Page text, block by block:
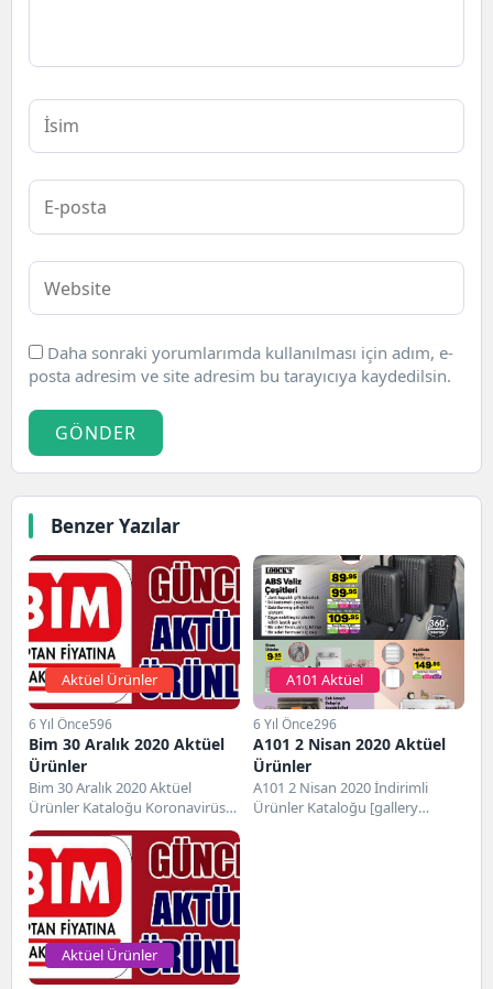
Daha sonraki yorumlarımda kullanılması için adım, e-
posta adresim ve site adresim bu tarayıcıya kaydedilsin.
GÖNDER
Benzer Yazılar
Aktüel Ürünler
6 Yıl Önce596
Bim 30 Aralık 2020 Aktüel
Ürünler
Bim 30 Aralık 2020 Aktüel
Ürünler Kataloğu Koronavirüs
tedbirleri kapsamında alınan
önlemler nedeniyle bu hafta...
A101 Aktüel
6 Yıl Önce296
A101 2 Nisan 2020 Aktüel
Ürünler
A101 2 Nisan 2020 İndirimli
Ürünler Kataloğu [gallery
Aktüel Ürünler